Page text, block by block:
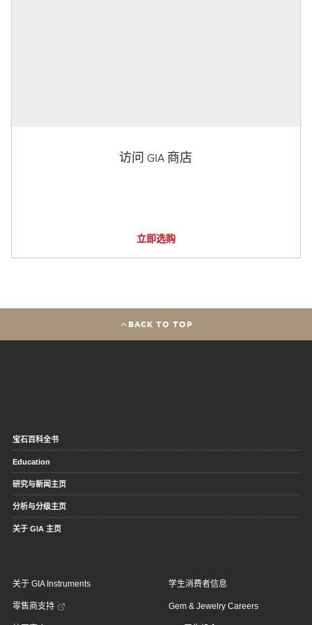
访问 GIA 商店
立即选购
BACK TO TOP
宝石百科全书
Education
研究与新闻主页
分析与分级主页
关于 GIA 主页
关于 GIA Instruments
零售商支持
学生消费者信息
Gem & Jewelry Careers